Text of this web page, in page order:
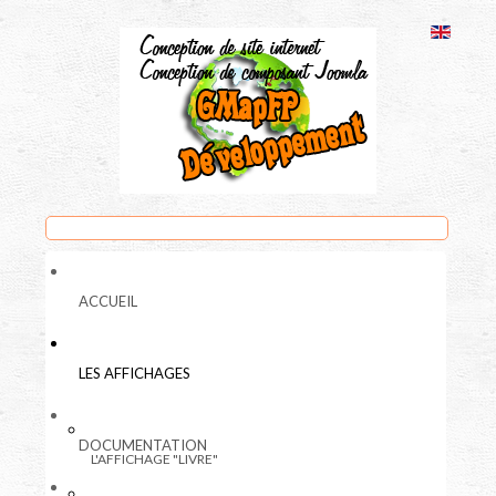
ACCUEIL
LES AFFICHAGES
L'AFFICHAGE "LIVRE"
DOCUMENTATION